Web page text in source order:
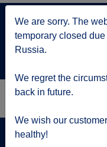
по Москве
Актуальная
We are sorry. The
temporary closed
Russia.
We regret the
back in future.
We wish our
healthy!